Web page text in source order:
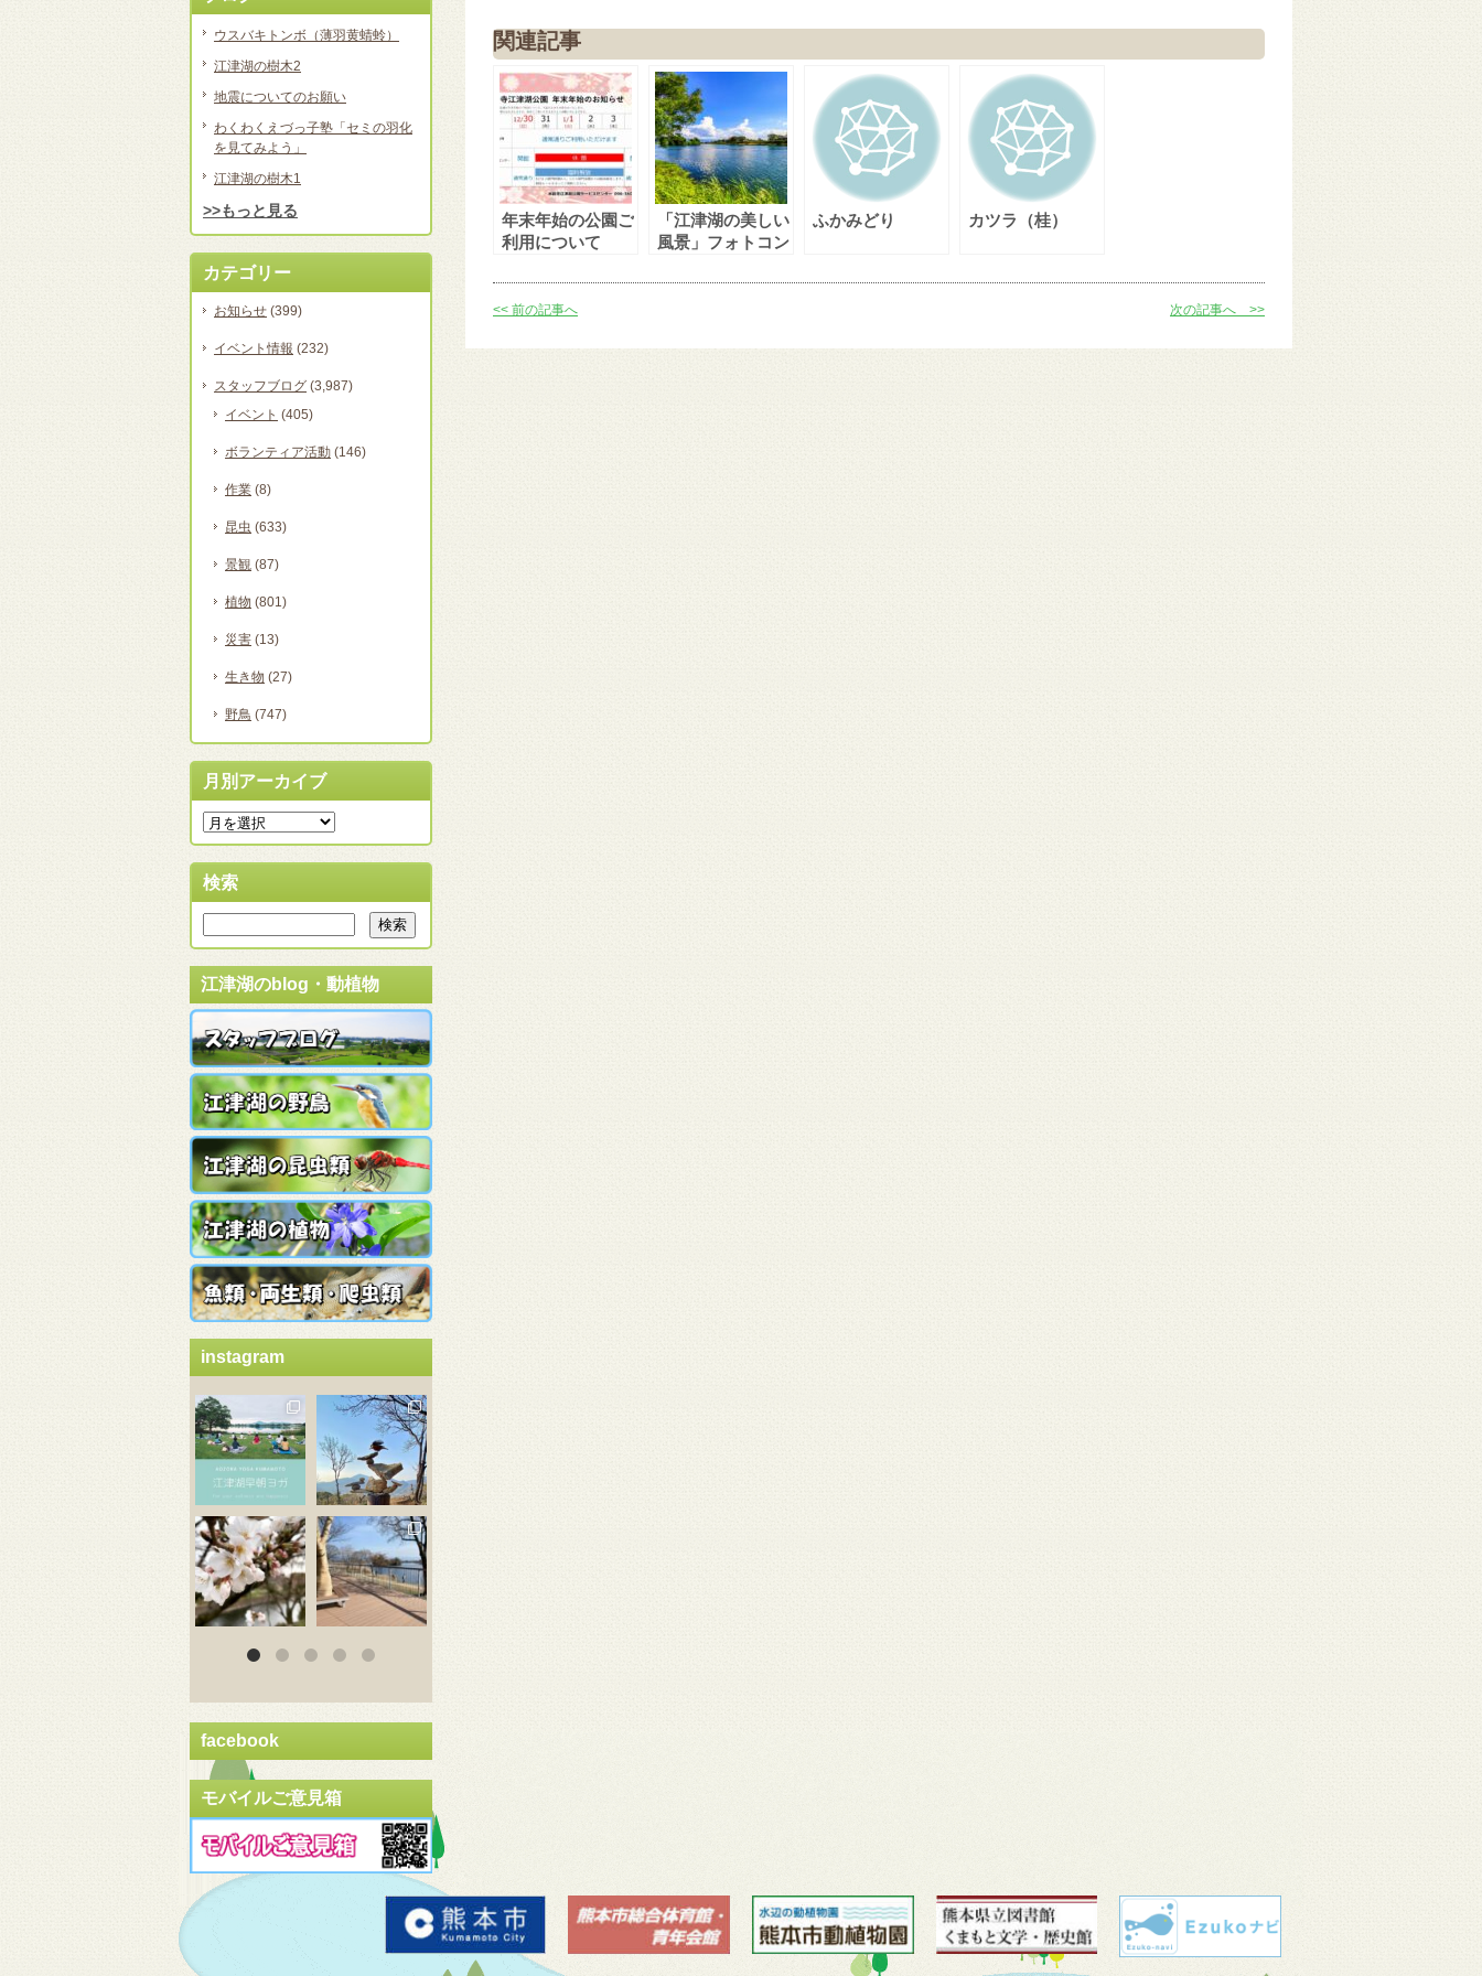
関連記事
年末年始の公園ご
利用について
「江津湖の美しい
風景」フォトコン
期）結果発表
ふかみどり カツラ（桂）
<< 前の記事へ 次の記事へ >>
ウスバキトンボ（薄羽黄蜻蛉）
江津湖の樹木2
地震についてのお願い
わくわくえづっ子塾「セミの羽化
を見てみよう」
江津湖の樹木1
>>もっと見る
カテゴリー
お知らせ (399)
イベント情報 (232)
スタッフブログ (3,987)
イベント (405)
ボランティア活動 (146)
作業 (8)
昆虫 (633)
景観 (87)
植物 (801)
災害 (13)
生き物 (27)
野鳥 (747)
月別アーカイブ
検索
江津湖のblog・動植物
instagram
3月 20
3月 18
3月 18
facebook
モバイルご意見箱